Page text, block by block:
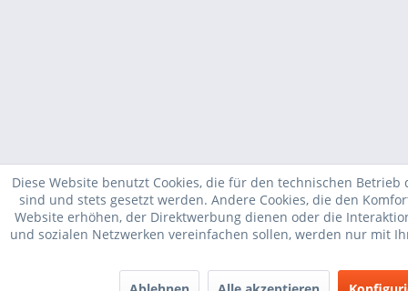
Diese Website benutzt Cookies, die für den technischen
sind und stets gesetzt werden. Andere Cookies, die den
Website erhöhen, der Direktwerbung dienen oder die
und sozialen Netzwerken vereinfachen sollen, werden nur mit